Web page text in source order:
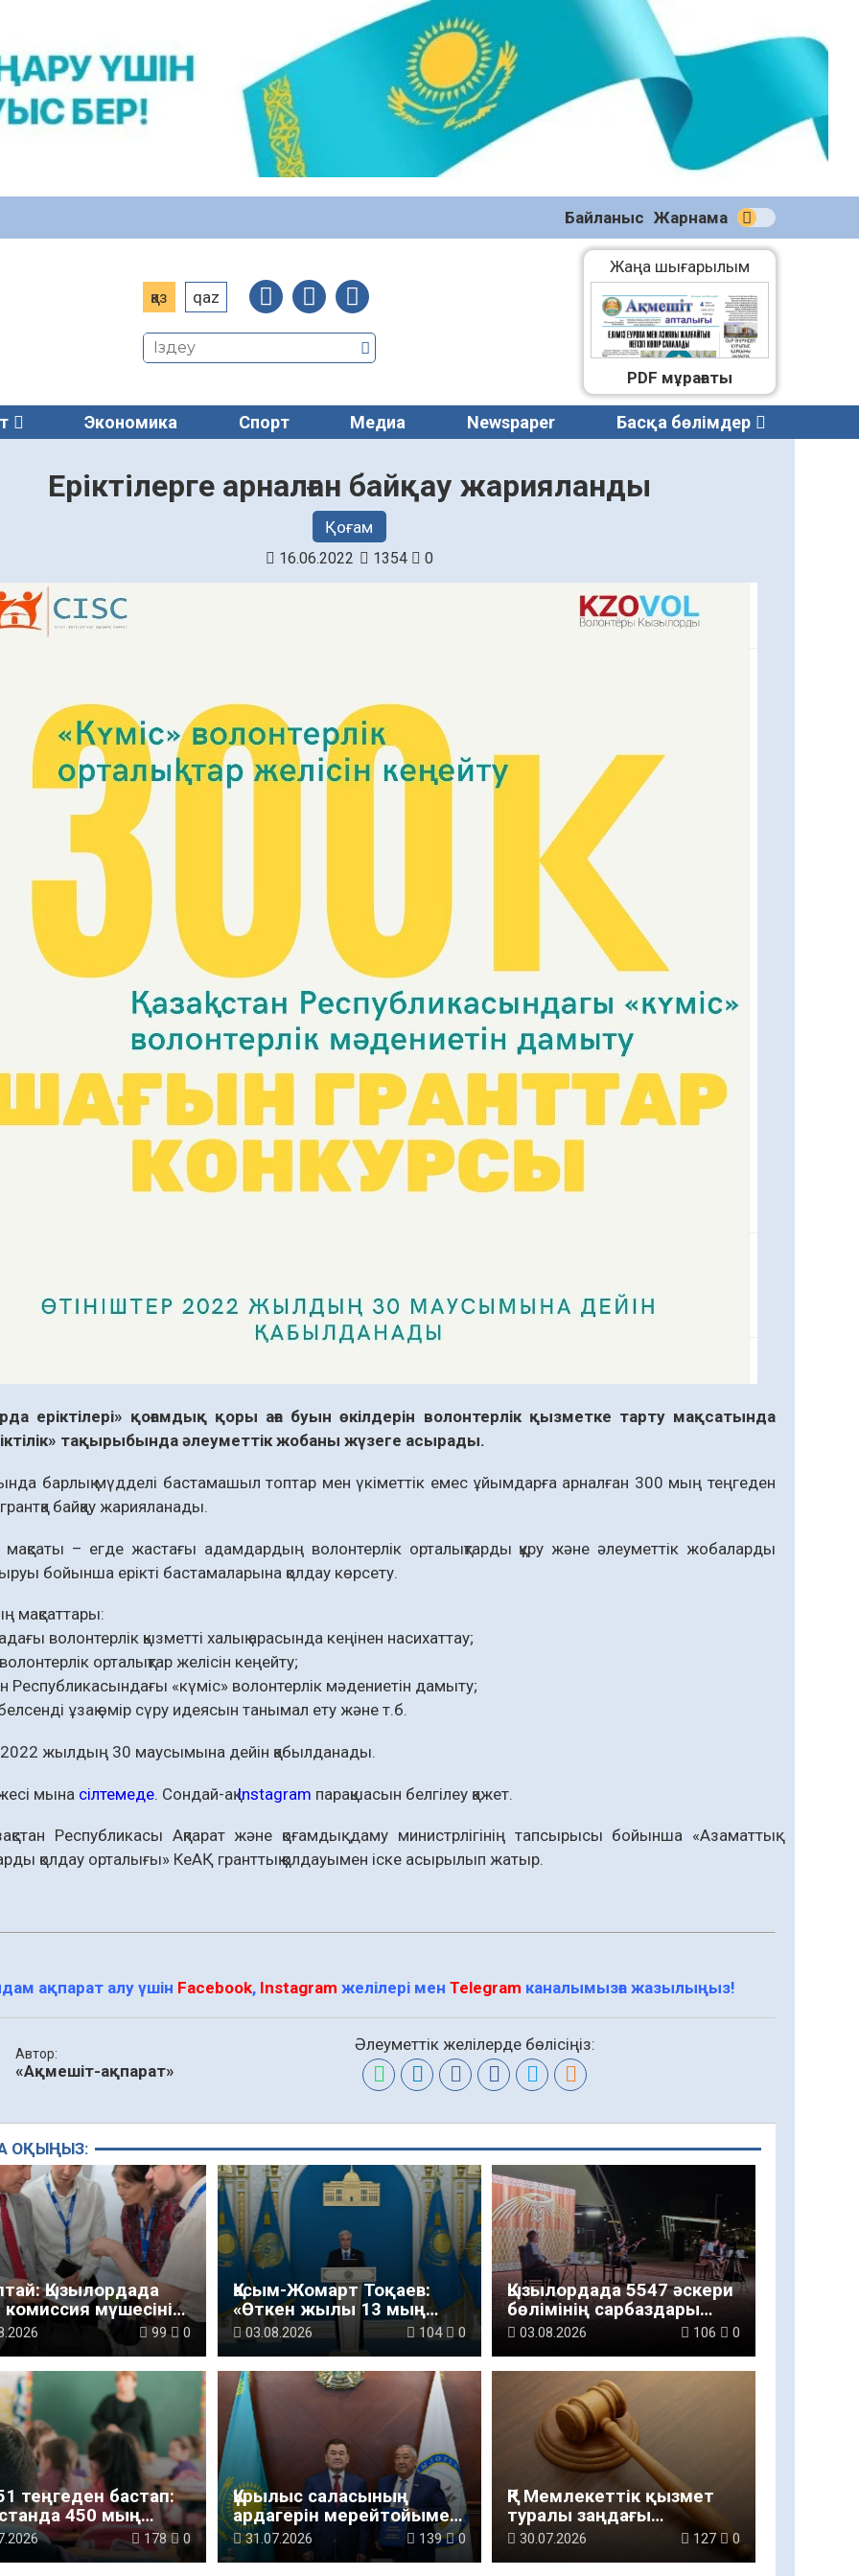
Байланыс Жарнама
қаз qaz
Жаңа шығарылым
(2270)
04.08.2026
PDF мұрағаты
Экономика Спорт Медиа Newspaper Басқа бөлімдер
Еріктілерге арналған байқау жарияланды
Қоғам
16.06.2022 1354 0
еріктілері» қоғамдық қоры аға буын өкілдерін волонтерлік қызметке тарту мақсатында
тақырыбында әлеуметтік жобаны жүзеге асырады.
барлық мүдделі бастамашыл топтар мен үкіметтік емес ұйымдарға арналған 300 мың теңгеден
байқау жарияланады.
мақсаты – егде жастағы адамдардың волонтерлік орталықтарды құру және әлеуметтік жобаларды
бойынша ерікті бастамаларына қолдау көрсету.
мақсаттары:
волонтерлік қызметті халық арасында кеңінен насихаттау;
орталықтар желісін кеңейту;
Республикасындағы «күміс» волонтерлік мәдениетін дамыту;
ұзақ өмір сүру идеясын танымал ету және т.б.
2022 жылдың 30 маусымына дейін қабылданады.
мына сілтемеде. Сондай-ақInstagram парақшасын белгілеу қажет.
Республикасы Ақпарат және қоғамдық даму министрлігінің тапсырысы бойынша «Азаматтық
қолдау орталығы» КеАҚ гранттық қолдауымен іске асырылып жатыр.
ақпарат алу үшін Facebook, Instagram желілері менTelegram каналымызға жазылыңыз!
Автор:
«Ақмешіт-ақпарат»
Әлеуметтік желілерде бөлісіңіз:
ОҚЫҢЫЗ:
Қызылордада
комиссия мүшесінің
жетілдіріледі
99 0
Қасым-Жомарт Тоқаев:
«Өткен жылы 13 мың
шақырым автокөлік
жолын салу және жөндеу
жұмысы жүргізілді»
03.08.2026 104 0
Қызылордада 5547 әскери
бөлімінің сарбаздары
«Отбасы құндылықтары
рухани-мәдени шараға
қатысты
03.08.2026 106 0
теңгеден бастап:
450 мың
оқушысына ақша
178 0
Құрылыс саласының
ардагерін мерейтойымен
құттықтады
31.07.2026 139 0
ҚР Мемлекеттік қызмет
туралы заңдағы
өзгерістер
30.07.2026 127 0